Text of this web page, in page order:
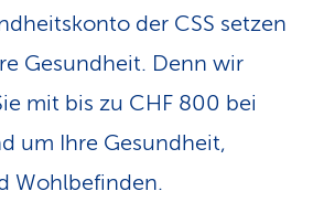
v
i
c
e
-
der CSS setzen
Gesundheit. Denn wir
mit bis zu CHF 800 bei
um Ihre Gesundheit,
Wohlbefinden.